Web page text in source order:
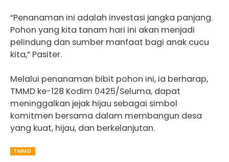
“Penanaman ini adalah investasi jangka panjang.
Pohon yang kita tanam hari ini akan menjadi
pelindung dan sumber manfaat bagi anak cucu
kita,” Pasiter.
Melalui penanaman bibit pohon ini, ia berharap,
TMMD ke-128 Kodim 0425/Seluma, dapat
meninggalkan jejak hijau sebagai simbol
komitmen bersama dalam membangun desa
yang kuat, hijau, dan berkelanjutan.
TMMD